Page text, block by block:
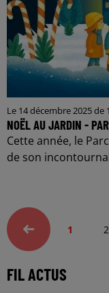
Le 14 décembre 2025 de
NOËL AU JARDIN -
Cette année, le
de son
1 2
FIL ACTUS